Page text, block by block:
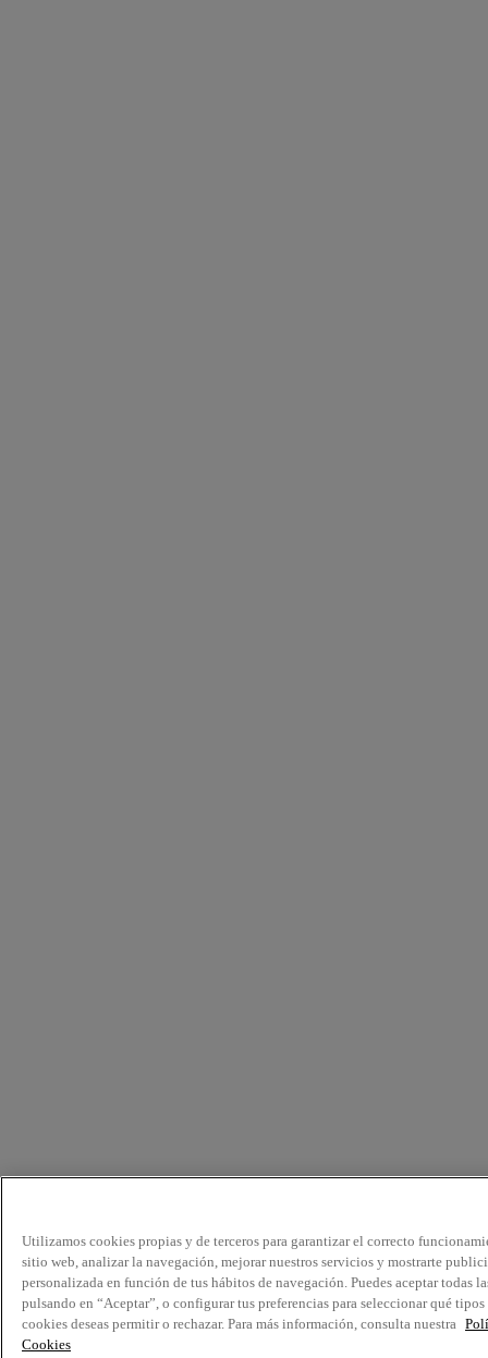
Utilizamos cookies propias y de terceros para garantizar el correcto
sitio web, analizar la navegación, mejorar nuestros servicios y mostrarte
personalizada en función de tus hábitos de navegación. Puedes aceptar todas
pulsando en “Aceptar”, o configurar tus preferencias para seleccionar qué tipos
cookies deseas permitir o rechazar. Para más información, consulta nuestra
Cookies